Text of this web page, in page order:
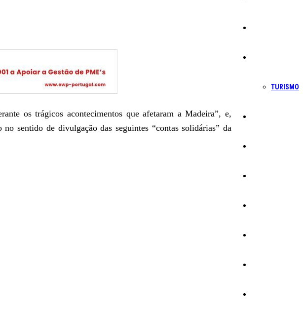
TURISMO
os trágicos acontecimentos que afetaram a Madeira”, e,
sentido de divulgação das seguintes “contas solidárias” da